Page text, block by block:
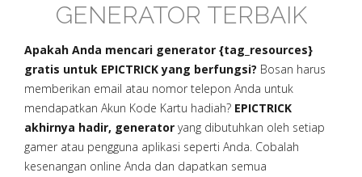
GENERATOR TERBAIK
Apakah Anda mencari generator {tag_resources}
gratis untuk EPICTRICK yang berfungsi? Bosan harus
memberikan email atau nomor telepon Anda untuk
mendapatkan Akun Kode Kartu hadiah? EPICTRICK
akhirnya hadir, generator yang dibutuhkan oleh setiap
gamer atau pengguna aplikasi seperti Anda. Cobalah
kesenangan online Anda dan dapatkan semua